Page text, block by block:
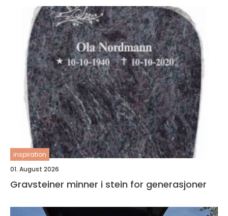
inspiration
01. August 2026
Gravsteiner minner i stein for generasjoner